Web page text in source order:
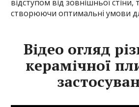
відступом від зовнішньої
створюючи оптимальні умови
Відео огляд
керамічної